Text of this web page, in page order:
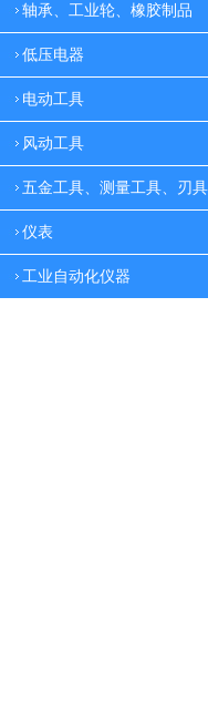
轴承、工业轮、橡胶制品
低压电器
电动工具
风动工具
五金工具、测量工具、刃
仪表
工业自动化仪器